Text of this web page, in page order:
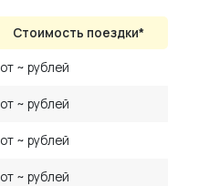
Стоимость поездки*
от ~ рублей
от ~ рублей
от ~ рублей
от ~ рублей